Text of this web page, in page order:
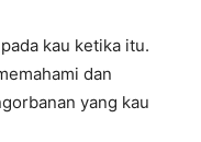
kau ketika itu.
dan
yang kau